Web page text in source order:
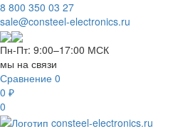
8 800 350 03 27
sale@consteel-electronics.ru
Пн-Пт: 9:00–17:00 МСК
мы на связи
Сравнение 0
0 ₽
0